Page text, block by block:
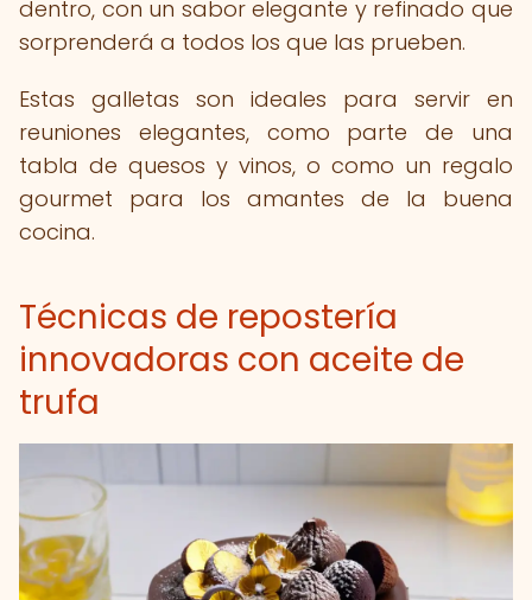
dentro, con un sabor elegante y refinado que
sorprenderá a todos los que las prueben.
Estas galletas son ideales para servir en
reuniones elegantes, como parte de una
tabla de quesos y vinos, o como un regalo
gourmet para los amantes de la buena
cocina.
Técnicas de repostería
innovadoras con aceite de
trufa